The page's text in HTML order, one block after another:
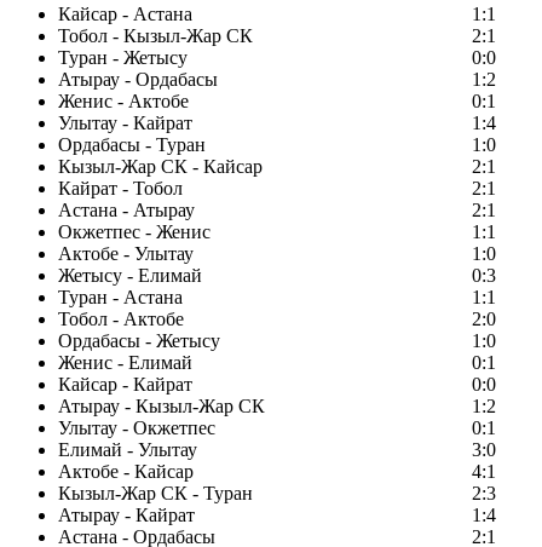
Кайсар - Астана
1:1
Тобол - Кызыл-Жар СК
2:1
Туран - Жетысу
0:0
Атырау - Ордабасы
1:2
Женис - Актобе
0:1
Улытау - Кайрат
1:4
Ордабасы - Туран
1:0
Кызыл-Жар СК - Кайсар
2:1
Кайрат - Тобол
2:1
Астана - Атырау
2:1
Окжетпес - Женис
1:1
Актобе - Улытау
1:0
Жетысу - Елимай
0:3
Туран - Астана
1:1
Тобол - Актобе
2:0
Ордабасы - Жетысу
1:0
Женис - Елимай
0:1
Кайсар - Кайрат
0:0
Атырау - Кызыл-Жар СК
1:2
Улытау - Окжетпес
0:1
Елимай - Улытау
3:0
Актобе - Кайсар
4:1
Кызыл-Жар СК - Туран
2:3
Атырау - Кайрат
1:4
Астана - Ордабасы
2:1